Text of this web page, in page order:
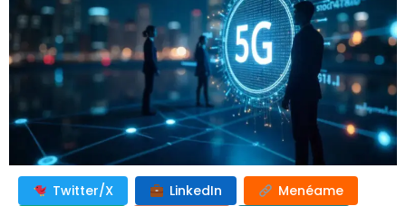
Twitter/X LinkedIn
Menéame